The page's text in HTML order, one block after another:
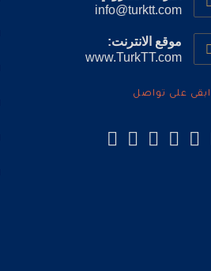
info@turktt.com
موقع الانترنت:
www.TurkTT.com
ابقى على تواصل